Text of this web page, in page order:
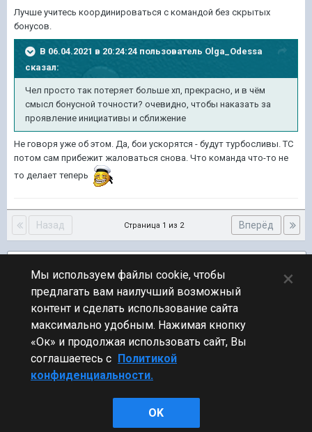
Лучше учитесь координироваться с командой без скрытых
бонусов.
В 06.04.2021 в 20:24:24 пользователь Olga_Odessa
сказал:
Чел просто так потеряет больше хп, прекрасно, и в чём
смысл бонусной точности? очевидно, чтобы наказать за
проявление инициативы и сближение
Не говоря уже об этом. Да, бои ускорятся - будут турбосливы. ТС
потом сам прибежит жаловаться снова. Что команда что-то не
то делает теперь
Назад Вперёд
Страница 1 из 2
ПЕРЕЙТИ К СПИСКУ ТЕМ
Предложения по игре
Стиль
Мы используем файлы cookie, чтобы
предлагать вам наилучший возможный
контент и сделать использование сайта
максимально удобным. Нажимая кнопку
«Ок» и продолжая использовать сайт, Вы
соглашаетесь с Политикой
конфиденциальности.
OK
×